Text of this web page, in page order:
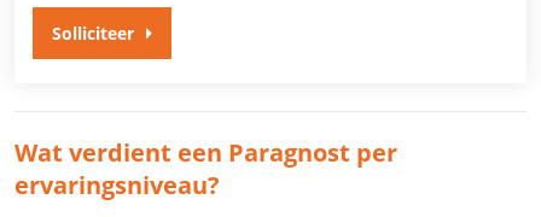
Solliciteer
Wat verdient een Paragnost per
ervaringsniveau?